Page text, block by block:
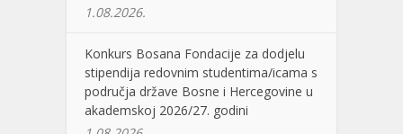
1.08.2026.
Konkurs Bosana Fondacije za dodjelu
stipendija redovnim studentima/icama s
područja države Bosne i Hercegovine u
akademskoj 2026/27. godini